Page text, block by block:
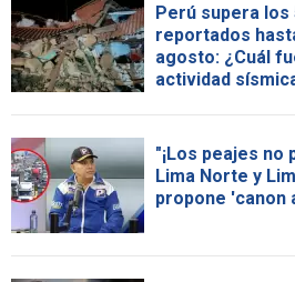
Perú supera los
reportados
agosto: ¿Cuál
actividad
"¡Los peajes
Lima Norte y
propone 'canon